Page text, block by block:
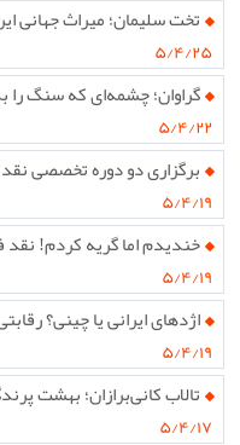
تخت سلیمان؛ میراث جهانی
۵/۴/۲۵
گراوان؛ چشمه‌ای که سنگ
۵/۴/۲۲
برگزاری دو دوره تخصصی
۵/۴/۱۹
خندیدم اما گریه کردم!
۵/۴/۱۹
اژدهای ایرانی یا چینی؟
۵/۴/۱۹
تالاب کانی‌برازان؛ بهشت
۵/۴/۱۷